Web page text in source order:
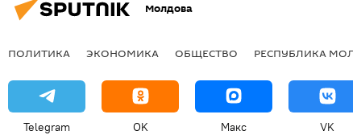
Молдова
ПОЛИТИКА ЭКОНОМИКА ОБЩЕСТВО РЕСПУБЛИКА
Telegram OK Макс VK